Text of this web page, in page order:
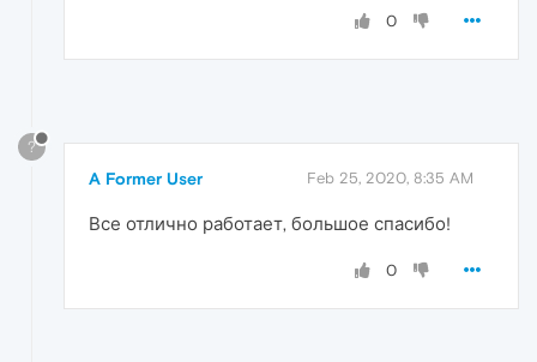
0
?
A Former User Feb 25, 2020, 8:35 AM
Все отлично работает, большое спасибо!
0